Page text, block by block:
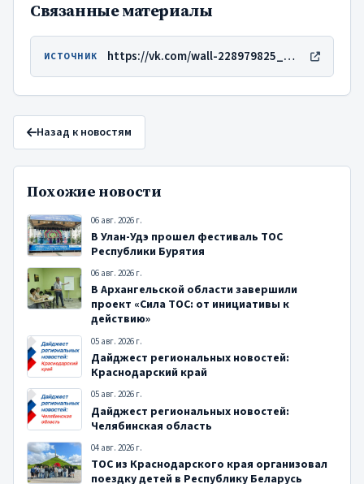
Связанные материалы
ИСТОЧНИК https://vk.com/wall-228979825_179
Назад к новостям
Похожие новости
06 авг. 2026 г.
В Улан-Удэ прошел фестиваль ТОС
Республики Бурятия
06 авг. 2026 г.
В Архангельской области завершили
проект «Сила ТОС: от инициативы к
действию»
05 авг. 2026 г.
Дайджест региональных новостей:
Краснодарский край
05 авг. 2026 г.
Дайджест региональных новостей:
Челябинская область
04 авг. 2026 г.
ТОС из Краснодарского края организовал
поездку детей в Республику Беларусь